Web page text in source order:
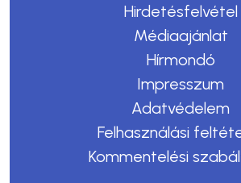
Hirdetésfelvétel
Médiaajánlat
Hírmondó
Impresszum
Adatvédelem
Felhasználási
Kommentelési